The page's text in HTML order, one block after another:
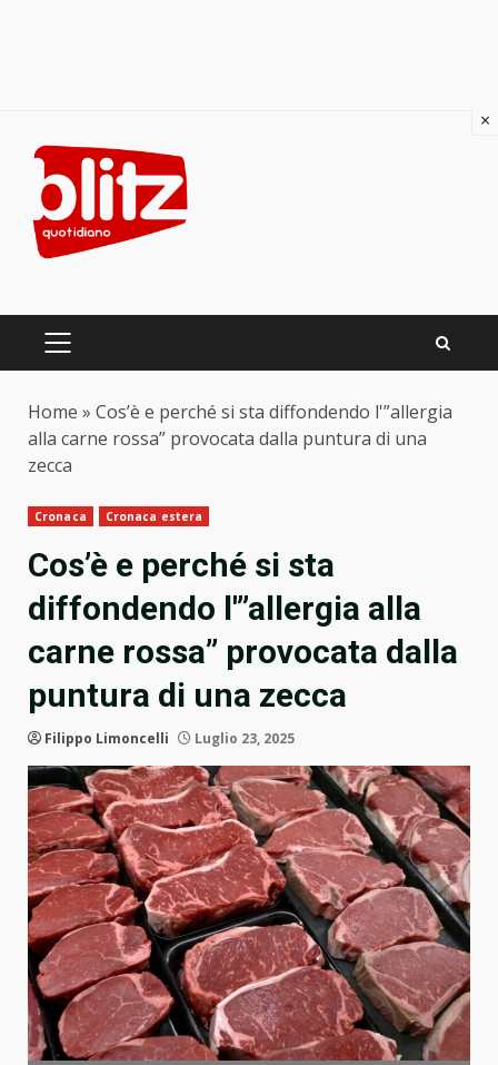
content
PRIMARY
Home » Cos’è e perché si sta diffondendo l'”allergia
alla carne rossa” provocata dalla puntura di una
zecca
Cronaca Cronaca estera
Cos’è e perché si sta
diffondendo l'”allergia alla
carne rossa” provocata dalla
puntura di una zecca
Filippo Limoncelli Luglio 23, 2025
×